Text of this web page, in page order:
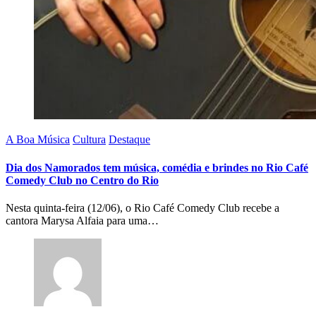
A Boa Música Cultura Destaque
Dia dos Namorados tem música, comédia e brindes no Rio Café
Comedy Club no Centro do Rio
Nesta quinta-feira (12/06), o Rio Café Comedy Club recebe a
cantora Marysa Alfaia para uma…